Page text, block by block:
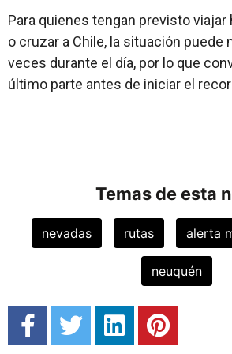
Para quienes tengan previsto viajar
o cruzar a Chile, la situación puede
veces durante el día, por lo que
último parte antes de iniciar el
Temas de esta
nevadas rutas alerta
neuquén